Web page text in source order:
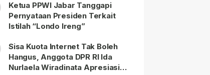
Ketua PPWI Jabar Tanggapi
Pernyataan Presiden Terkait
Istilah “Londo Ireng”
Sisa Kuota Internet Tak Boleh
Hangus, Anggota DPR RI Ida
Nurlaela Wiradinata Apresiasi